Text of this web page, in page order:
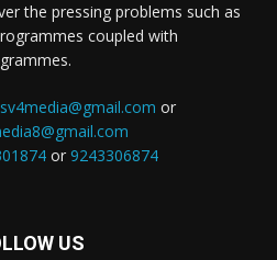
the pressing problems such as
coupled with
or
or 9243306874
US